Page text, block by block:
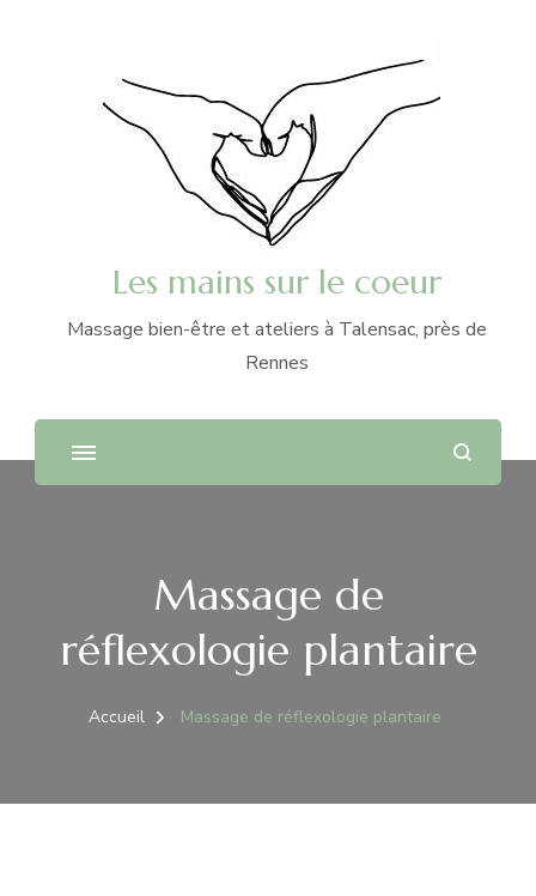
Les mains sur le coeur
Massage bien-être et ateliers à Talensac, près de
Rennes
Massage de
réflexologie plantaire
Accueil Massage de réflexologie plantaire